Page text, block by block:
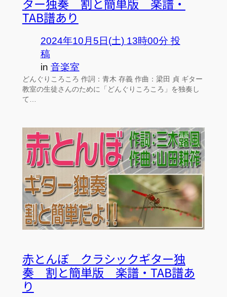
ター独奏 割と簡単版 楽譜・
TAB譜あり
2024年10月5日(土) 13時00分 投
稿
in 音楽室
どんぐりころころ 作詞：青木 存義 作曲：梁田 貞 ギター
教室の生徒さんのために「どんぐりころころ」を独奏し
て…
赤とんぼ クラシックギター独
奏 割と簡単版 楽譜・TAB譜あ
り